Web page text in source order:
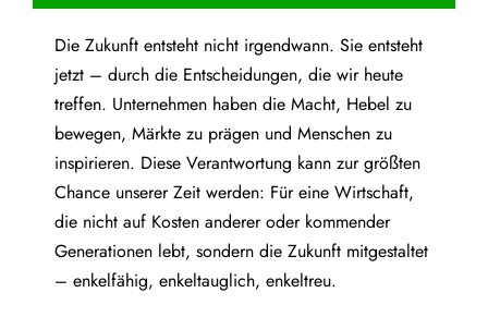
Die Zukunft entsteht nicht irgendwann. Sie entsteht
jetzt – durch die Entscheidungen, die wir heute
treffen. Unternehmen haben die Macht, Hebel zu
bewegen, Märkte zu prägen und Menschen zu
inspirieren. Diese Verantwortung kann zur größten
Chance unserer Zeit werden: Für eine Wirtschaft,
die nicht auf Kosten anderer oder kommender
Generationen lebt, sondern die Zukunft mitgestaltet
– enkelfähig, enkeltauglich, enkeltreu.